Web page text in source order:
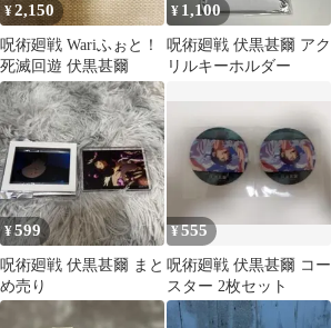
¥2,150
呪術廻戦 Wariふぉと！
死滅回遊 伏黒甚爾
¥ 1,100
呪術廻戦 伏黒甚爾 アク
リルキーホルダー
¥599
呪術廻戦 伏黒甚爾 まと
め売り
¥555
呪術廻戦 伏黒甚爾 コー
スター 2枚セット